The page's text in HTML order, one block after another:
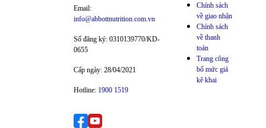
Email:
info@abbottnutrition.com.vn
Số đăng ký: 0310139770/KD-
0655
Cấp ngày: 28/04/2021
Hotline: 1900 1519
Chính sách
về giao nhận
Chính sách
về thanh
toán
Trang công
bố mức giá
kê khai